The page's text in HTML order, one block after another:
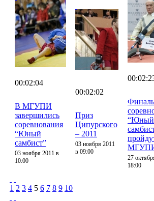
00:02:04
В МГУПИ
завершились
соревнования
“Юный
самбист”
03 ноября 2011 в
10:00
00:02:02
Приз
Ципурского
– 2011
03 ноября 2011
в 09:00
“Юный
27
18:00
1 2 3 4 5 6 7 8 9 10